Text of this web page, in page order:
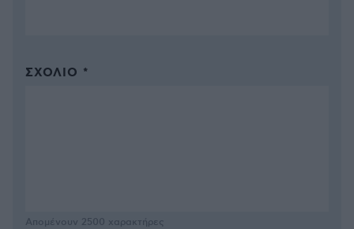
ΣΧΌΛΙΟ *
Απομένουν 2500 χαρακτήρες